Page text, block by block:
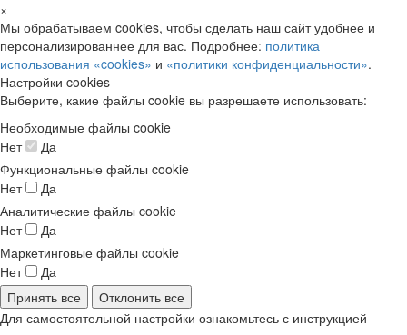
×
Мы обрабатываем cookies, чтобы сделать наш сайт удобнее и
персонализированнее для вас. Подробнее: политика
использования «cookies» и «политики конфиденциальности».
Настройки cookies
Выберите, какие файлы cookie вы разрешаете использовать:
Необходимые файлы cookie
Нет
Да
Функциональные файлы cookie
Нет
Да
Аналитические файлы cookie
Нет
Да
Маркетинговые файлы cookie
Нет
Да
Принять все
Отклонить все
Для самостоятельной настройки ознакомьтесь с инструкцией